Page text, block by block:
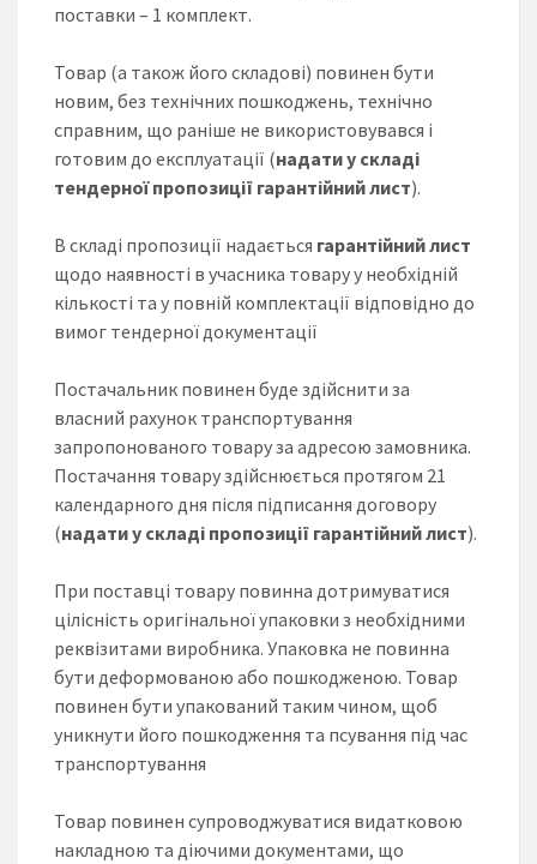
поставки – 1 комплект.
Товар (а також його складові) повинен бути
новим, без технічних пошкоджень, технічно
справним, що раніше не використовувався і
готовим до експлуатації (надати у складі
тендерної пропозиції гарантійний лист).
В складі пропозиції надається гарантійний лист
щодо наявності в учасника товару у необхідній
кількості та у повній комплектації відповідно до
вимог тендерної документації
Постачальник повинен буде здійснити за
власний рахунок транспортування
запропонованого товару за адресою замовника.
Постачання товару здійснюється протягом 21
календарного дня після підписання договору
(надати у складі пропозиції гарантійний лист).
При поставці товару повинна дотримуватися
цілісність оригінальної упаковки з необхідними
реквізитами виробника. Упаковка не повинна
бути деформованою або пошкодженою. Товар
повинен бути упакований таким чином, щоб
уникнути його пошкодження та псування під час
транспортування
Товар повинен супроводжуватися видатковою
накладною та діючими документами, що